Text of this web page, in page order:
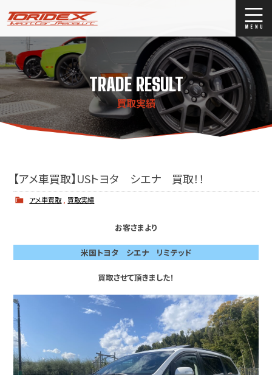
ブログ
Stock list
ストックリスト
買取
TRADE RESULT
買取実績
【アメ車買取】USトヨタ シエナ 買取！！
アメ車買取 買取実績
お客さまより
米国トヨタ シエナ リミテッド
買取させて頂きました！